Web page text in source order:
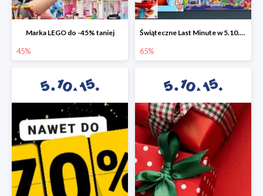
Marka LEGO do -45% taniej
45%
Świąteczne Last Minute w 5.10.15 - zabawki do -65%
65%